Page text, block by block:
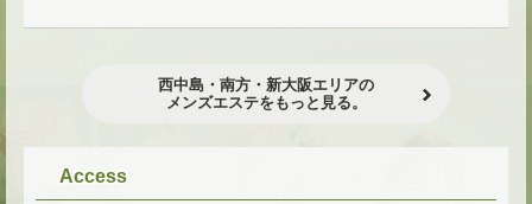
★
西中島・南方・新大阪エリアの
メンズエステをもっと見る。
Access